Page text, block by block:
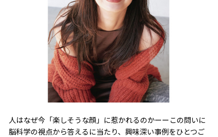
人はなぜ今「楽しそうな顔」に惹かれるのかーーこの問いに
脳科学の視点から答えるに当たり、興味深い事例をひとつご